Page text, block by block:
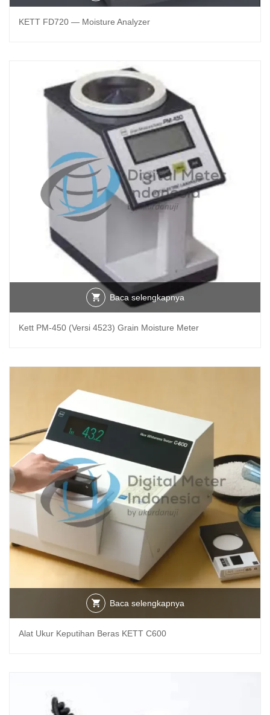
KETT FD720 — Moisture Analyzer
Baca selengkapnya
Kett PM-450 (Versi 4523) Grain Moisture Meter
Baca selengkapnya
Alat Ukur Keputihan Beras KETT C600